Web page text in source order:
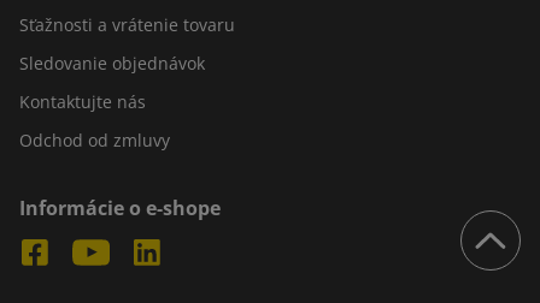
Sťažnosti a vrátenie tovaru
Sledovanie objednávok
Kontaktujte nás
Odchod od zmluvy
Informácie o e-shope